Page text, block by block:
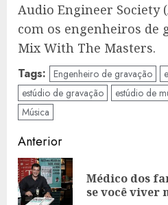
Audio Engineer Society
com os engenheiros de
Mix With The Masters.
Tags: Engenheiro de gravação
estúdio de gravação
estúdio de
Música
Navegação
de
artigos
Anterior
Médico dos
se você viver